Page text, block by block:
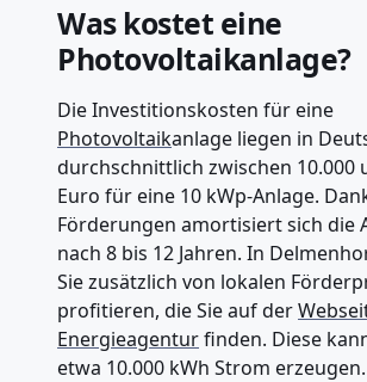
Was kostet eine
Photovoltaikanlage?
Die Investitionskosten für eine
Photovoltaikanlage liegen in
durchschnittlich zwischen 10.000
Euro für eine 10 kWp-Anlage.
Förderungen amortisiert sich die
nach 8 bis 12 Jahren. In
Sie zusätzlich von lokalen
profitieren, die Sie auf der
Energieagenturfinden. Diese
etwa 10.000 kWh Strom erzeugen.